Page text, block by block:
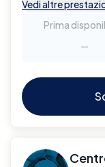
Vedi altre
Prima
-